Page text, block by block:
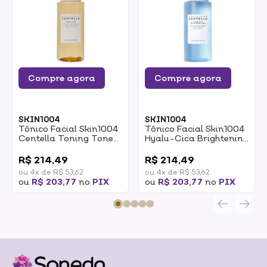
Compre agora
SKIN1004
Tônico Facial Skin1004
Centella Toning Toner
R$ 214,49
ou 4x de R$ 53,62
ou R$ 203,77 no PIX
Compre agora
SKIN1004
Tônico Facial Skin1004
Hyalu-Cica Brightening
R$ 214,49
ou 4x de R$ 53,62
ou R$ 203,77 no PIX